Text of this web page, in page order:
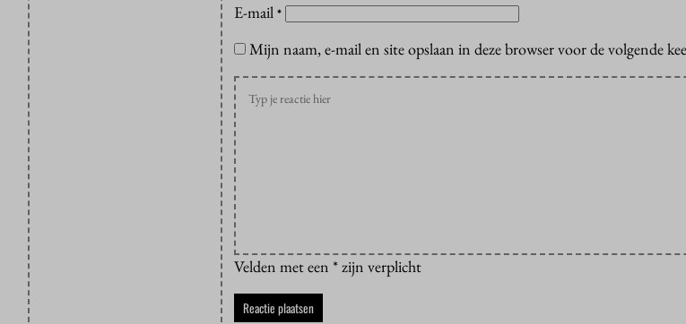
E-mail *
Mijn naam, e-mail en site opslaan in deze browser voor de volgende
Velden met een * zijn verplicht